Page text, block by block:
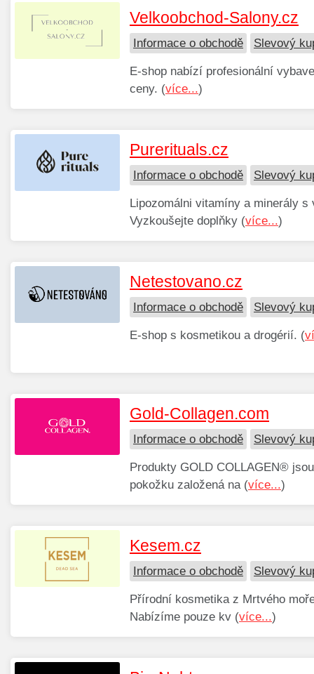
Velkoobchod-Salony.cz
Informace o obchodě Slevový
E-shop nabízí profesionální
ceny. (více...)
Purerituals.cz
Informace o obchodě Slevový
Lipozomálni vitamíny a minerály
Vyzkoušejte doplňky (více...)
Netestovano.cz
Informace o obchodě Slevový
E-shop s kosmetikou a drogérií. (
Gold-Collagen.com
Informace o obchodě Slevový
Produkty GOLD COLLAGEN®
pokožku založená na (více...)
Kesem.cz
Informace o obchodě Slevový
Přírodní kosmetika z Mrtvého
Nabízíme pouze kv (více...)